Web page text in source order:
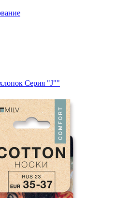
Серия "J""